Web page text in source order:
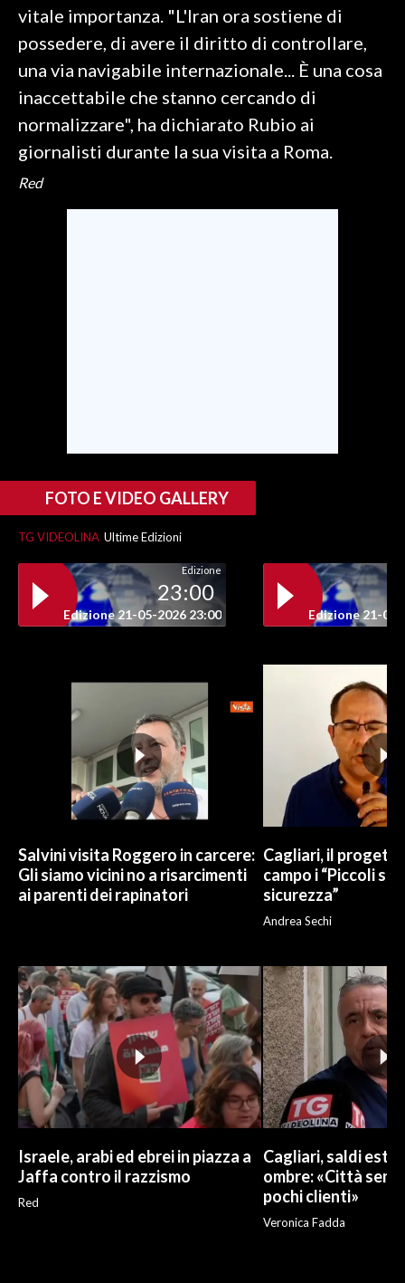
CULTURA
SPETTACOLI
GOSSIP
SALUTE
SARDEGNA TURISMO
ABBONATI
ANNUNCI
NECROLOGI
PUBBLICITÀ
SPIAGGE
STORE
vitale importanza. "L'Iran ora sostiene di
possedere, di avere il diritto di controllare,
una via navigabile internazionale... È una cosa
inaccettabile che stanno cercando di
normalizzare", ha dichiarato Rubio ai
giornalisti durante la sua visita a Roma.
Red
FOTO E VIDEO GALLERY
TG VIDEOLINA Ultime Edizioni
Edizione
23:00
Edizione 21-05-2026 23:00 Edizione 21-05-
Salvini visita Roggero in carcere:
Gli siamo vicini no a risarcimenti
ai parenti dei rapinatori
Cagliari, il
campo i “Piccoli
sicurezza”
Andrea Sechi
Israele, arabi ed ebrei in piazza a
Jaffa contro il razzismo
Red
Cagliari, saldi
ombre: «Città
pochi clienti»
Veronica Fadda